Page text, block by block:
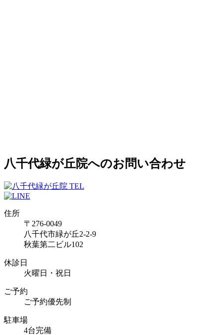
八千代緑が丘院へのお問い合わせ
住所
〒276-0049
八千代市緑が丘2-2-9
秋葉第二ビル102
休診日
火曜日・祝日
ご予約
ご予約優先制
駐車場
4台完備